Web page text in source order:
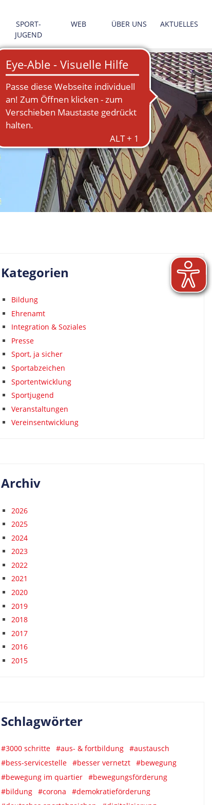
SPORT­
JUGEND
WEB ÜBER UNS AKTUELLES
Kategorien
Bildung
Ehrenamt
Integration & Soziales
Presse
Sport, ja sicher
Sportabzeichen
Sportentwicklung
Sportjugend
Veranstaltungen
Vereinsentwicklung
Archiv
2026
2025
2024
2023
2022
2021
2020
2019
2018
2017
2016
2015
Schlagwörter
#3000 schritte #aus- & fortbildung #austausch
#bess-servicestelle #besser vernetzt #bewegung
#bewegung im quartier #bewegungsförderung
#bildung #corona
#demokratieförderung